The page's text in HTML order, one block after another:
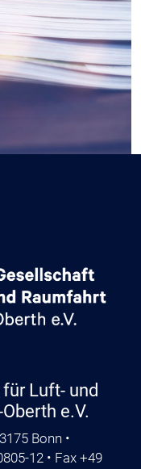
Luft- und
e.V.
Bonn •
12 • Fax +49